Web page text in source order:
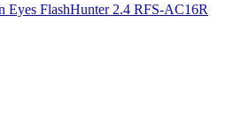
Eyes FlashHunter 2.4 RFS-AC16R